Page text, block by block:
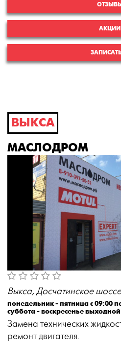
ОТЗЫВЫ
АКЦИИ
ВЫКСА
МАСЛОДРОМ
Выкса, Досчатинское
понедельник - пятница с 09:00
суббота - воскресенье выходной
Замена технических
ремонт двигателя.